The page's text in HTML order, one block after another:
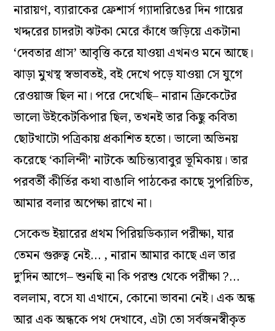
নারায়ণ, ব্যারাকের ফ্রেশার্স গ্যাদারিঙের দিন গায়ের
খদ্দরের চাদরটা ঝটকা মেরে কাঁধে জড়িয়ে একটানা
‘দেবতার গ্রাস’ আবৃত্তি করে যাওয়া এখনও মনে আছে।
ঝাড়া মুখস্থ স্বভাবতই, বই দেখে পড়ে যাওয়া সে যুগে
রেওয়াজ ছিল না। পরে দেখেছি– নারান ক্রিকেটের
ভালো উইকেটকিপার ছিল, তখনই তার কিছু কবিতা
ছোটখাটো পত্রিকায় প্রকাশিত হতো। ভালো অভিনয়
করেছে ‘কালিন্দী’ নাটকে অচিন্ত্যবাবুর ভূমিকায়। তার
পরবর্তী কীর্তির কথা বাঙালি পাঠকের কাছে সুপরিচিত,
আমার বলার অপেক্ষা রাখে না।
সেকেন্ড ইয়ারের প্রথম পিরিয়ডিক্যাল পরীক্ষা, যার
তেমন গুরুত্ব নেই… , নারান আমার কাছে এল তার
দু’দিন আগে– শুনছি না কি পরশু থেকে পরীক্ষা ?…
বললাম, বসে যা এখানে, কোনো ভাবনা নেই। এক অন্ধ
আর এক অন্ধকে পথ দেখাবে, এটা তো সর্বজনস্বীকৃত